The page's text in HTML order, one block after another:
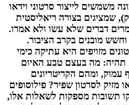
משמשים לייצור סרטוני וידאו
שמציגים בצורה ריאליסטית
דברים שלא עשו ולא אמרו.
וחשש מובנים בקרב הציבור.
מזויפים היא עתיקה כימי
תהיה: מה בעצם טבע האיום
עמוק, ומהם הקריטריונים
מזיק לסרטון שפיר? פילוסופים
תשובות מספקות לשאלות אלו,